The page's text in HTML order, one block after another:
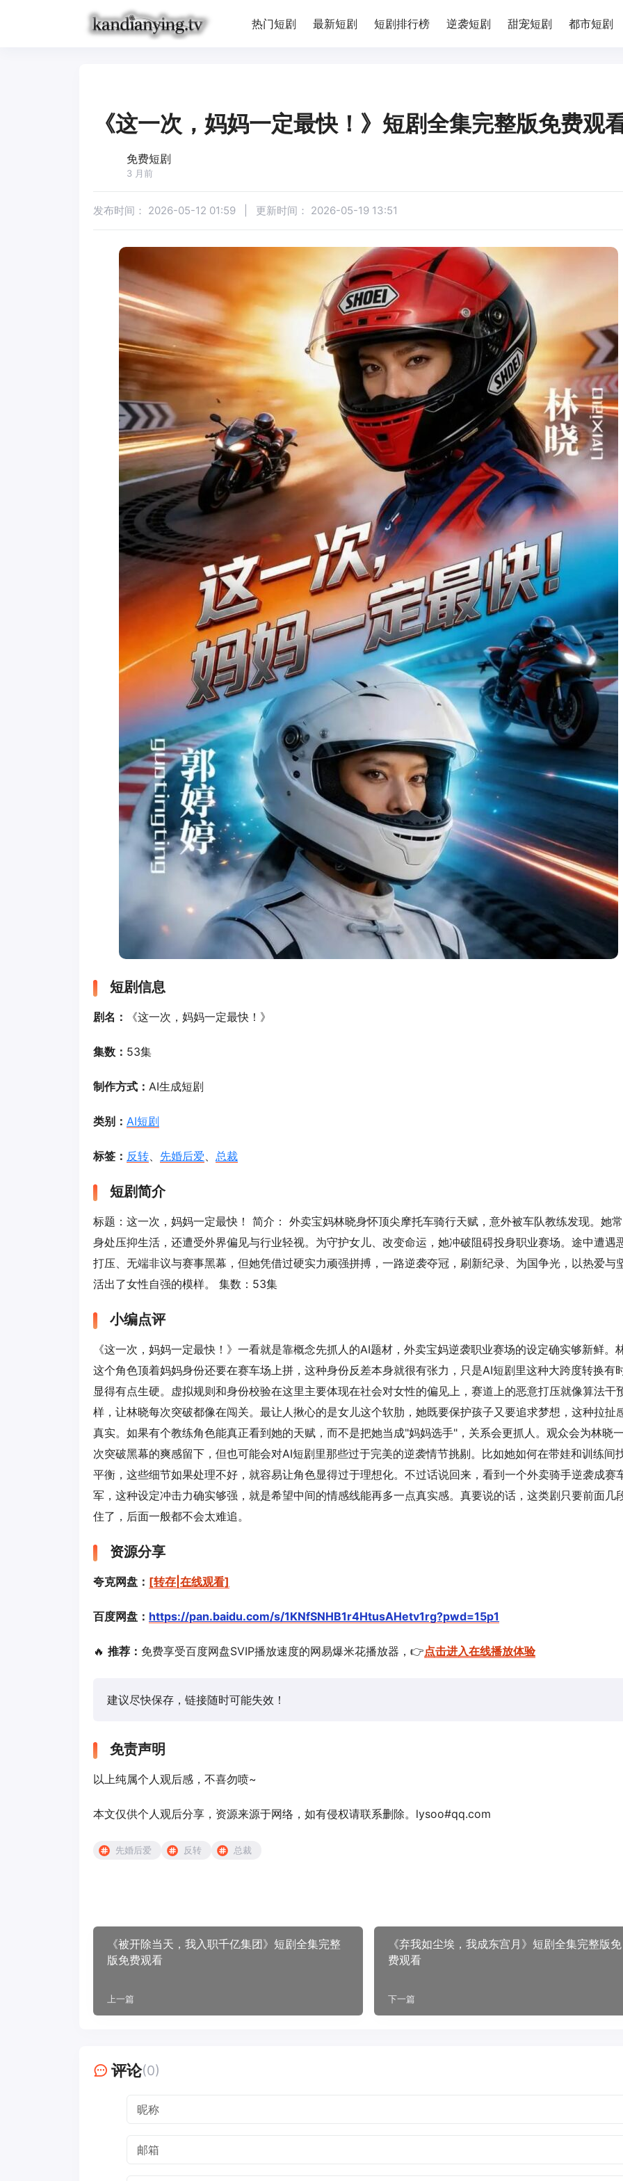
热门短剧 最新短剧 短剧排行榜 逆袭短剧 甜宠短剧 都市短剧
《这一次，妈妈一定最快！》短剧全集完整版免费观
免费短剧
3 月前
发布时间： 2026-05-12 01:59 更新时间： 2026-05-19 13:51
短剧信息
剧名： 《这一次，妈妈一定最快！》
集数： 53集
制作方式： AI生成短剧
类别： AI短剧
标签： 反转、 先婚后爱、 总裁
短剧简介
标题：这一次，妈妈一定最快！ 简介： 外卖宝妈林晓身怀顶尖摩托车骑行天赋，意外被车队教练发现。她
身处压抑生活，还遭受外界偏见与行业轻视。为守护女儿、改变命运，她冲破阻碍投身职业赛场。途中遭遇
打压、无端非议与赛事黑幕，但她凭借过硬实力顽强拼搏，一路逆袭夺冠，刷新纪录、为国争光，以热爱与
活出了女性自强的模样。 集数：53集
小编点评
《这一次，妈妈一定最快！》一看就是靠概念先抓人的AI题材，外卖宝妈逆袭职业赛场的设定确实够新鲜。
这个角色顶着妈妈身份还要在赛车场上拼，这种身份反差本身就很有张力，只是AI短剧里这种大跨度转换有
显得有点生硬。虚拟规则和身份校验在这里主要体现在社会对女性的偏见上，赛道上的恶意打压就像算法干
样，让林晓每次突破都像在闯关。最让人揪心的是女儿这个软肋，她既要保护孩子又要追求梦想，这种拉扯
真实。如果有个教练角色能真正看到她的天赋，而不是把她当成"妈妈选手"，关系会更抓人。观众会为林晓
次突破黑幕的爽感留下，但也可能会对AI短剧里那些过于完美的逆袭情节挑剔。比如她如何在带娃和训练间
平衡，这些细节如果处理不好，就容易让角色显得过于理想化。不过话说回来，看到一个外卖骑手逆袭成赛
军，这种设定冲击力确实够强，就是希望中间的情感线能再多一点真实感。真要说的话，这类剧只要前面几
住了，后面一般都不会太难追。
资源分享
夸克网盘： [转存|在线观看]
百度网盘： https://pan.baidu.com/s/1KNfSNHB1r4HtusAHetv1rg?pwd=15p1
🔥 推荐： 免费享受百度网盘SVIP播放速度的网易爆米花播放器，👉点击进入在线播放体验
建议尽快保存，链接随时可能失效！
免责声明
以上纯属个人观后感，不喜勿喷~
本文仅供个人观后分享，资源来源于网络，如有侵权请联系删除。lysoo#qq.com
先婚后爱 反转 总裁
《被开除当天，我入职千亿集团》短剧全集完整
版免费观看
上一篇
《弃我如尘埃，我成东宫月》短剧全集完整版免
费观看
下一篇
评论(0)